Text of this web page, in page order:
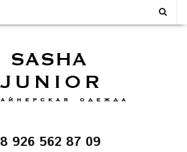
8 926 562 87 09